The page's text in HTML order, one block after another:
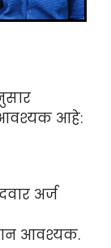
आवश्यक आहे:
अर्ज
आवश्यक.